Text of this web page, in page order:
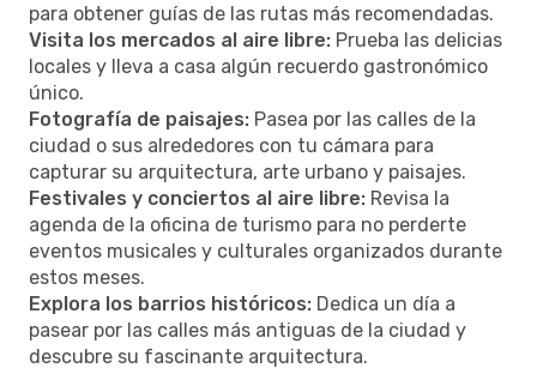
para obtener guías de las rutas más recomendadas.
Visita los mercados al aire libre: Prueba las delicias
locales y lleva a casa algún recuerdo gastronómico
único.
Fotografía de paisajes: Pasea por las calles de la
ciudad o sus alrededores con tu cámara para
capturar su arquitectura, arte urbano y paisajes.
Festivales y conciertos al aire libre: Revisa la
agenda de la oficina de turismo para no perderte
eventos musicales y culturales organizados durante
estos meses.
Explora los barrios históricos: Dedica un día a
pasear por las calles más antiguas de la ciudad y
descubre su fascinante arquitectura.